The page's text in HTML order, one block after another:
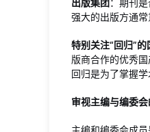
出版集团：期刊
强大的出版方通
特别关注“回归”的
版商合作的优秀
回归是为了掌握
审视主编与编委
主编和编委会成